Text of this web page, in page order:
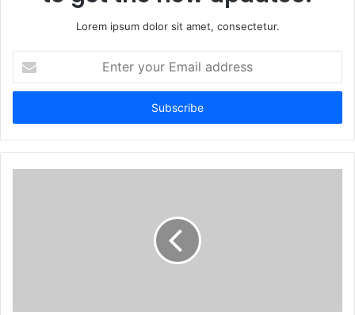
Lorem ipsum dolor sit amet, consectetur.
your
Email